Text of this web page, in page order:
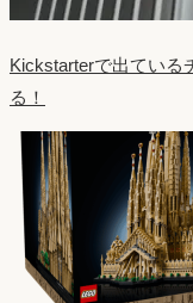
Kickstarterで出ている
る！